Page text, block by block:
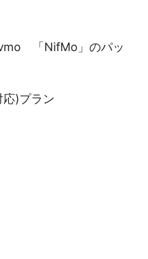
「NifMo」のパッ
)プラン